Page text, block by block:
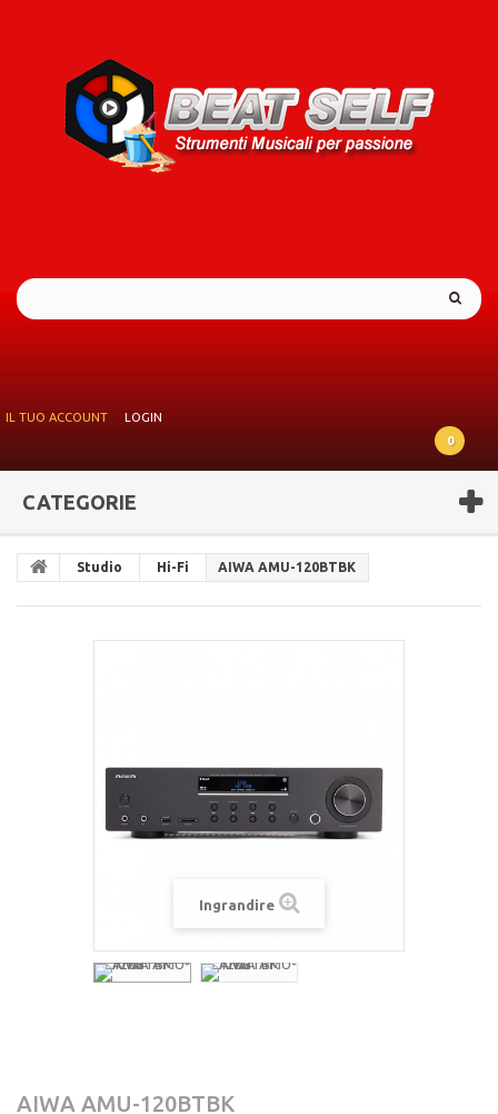
IL TUO ACCOUNT
LOGIN
0
CATEGORIE
Studio Hi-Fi AIWA AMU-120BTBK
Ingrandire
AIWA AMU-120BTBK